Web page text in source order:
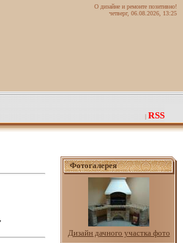
О дизайне и ремонте позитивно!
четверг, 06.08.2026, 13:25
| RSS
Фотогалерея
Дизайн дачного участка фото